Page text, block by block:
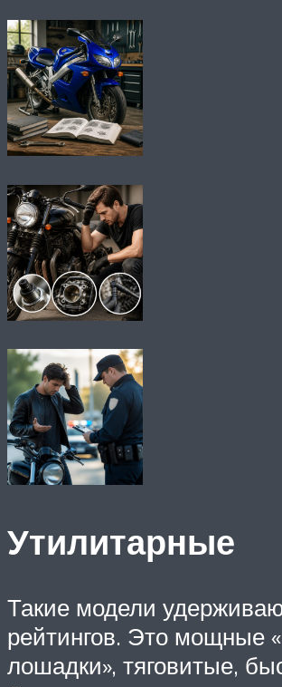
Утилитарные
Такие модели
рейтингов. Это мощные
лошадки», тяговитые,